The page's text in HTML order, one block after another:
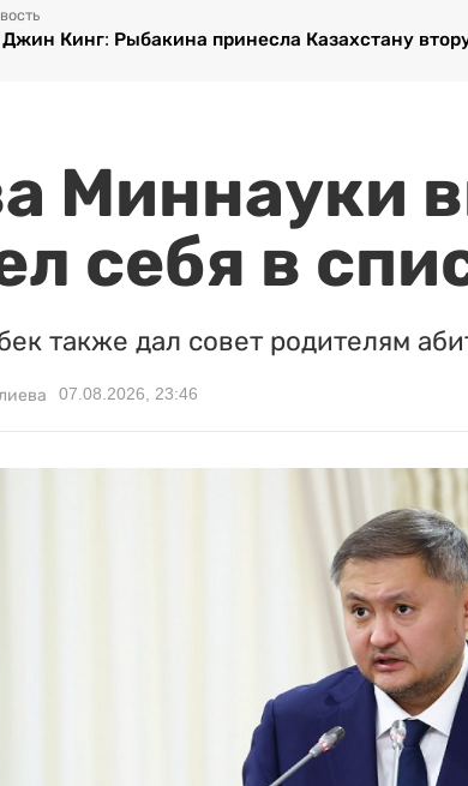
Кинг: Рыбакина принесла Казахстану
Миннауки
себя в
также дал совет родителям
07.08.2026, 23:46